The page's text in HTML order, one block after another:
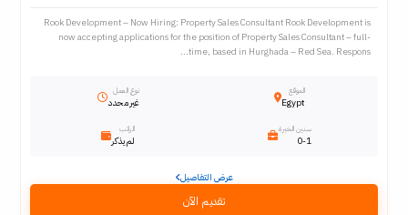
Rook Development – Now Hiring: Property Sales Consultant Rook Development is
now accepting applications for the position of Property Sales Consultant – full-
time, based in Hurghada – Red Sea. Respons...
الموقع
Egypt
نوع العمل
غير محدد
سنين الخبرة
0-1
الراتب
لم يذكر
عرض التفاصيل
تقديم الآن